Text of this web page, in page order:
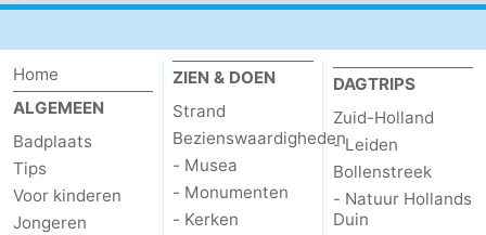
Golfbanen
-
Duiken
Eten
en
drinken
Zeehonden
Evenementen
Home
ALGEMEEN
Badplaats
Tips
Voor kinderen
Jongeren
ZIEN & DOEN
Strand
Bezienswaardigheden
- Musea
- Monumenten
- Kerken
DAGTRIPS
Zuid-Holland
- Leiden
Bollenstreek
- Natuur Hollands
Duin